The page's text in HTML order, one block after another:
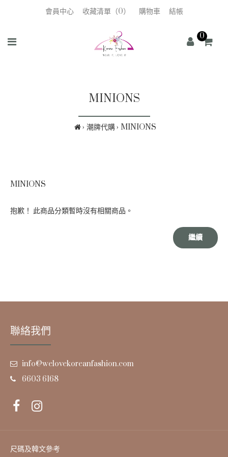
會員中心 收藏清單（0） 購物車 結帳
0
MINIONS
潮牌代購 MINIONS
MINIONS
抱歉！ 此商品分類暫時沒有相關商品。
繼續
聯絡我們
info@welovekoreanfashion.com
6603 6168
尺碼及韓文參考